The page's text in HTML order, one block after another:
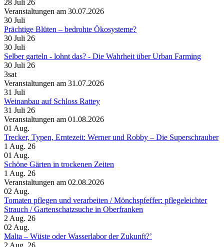
28 Juli 26
Veranstaltungen am 30.07.2026
30 Juli
Prächtige Blüten – bedrohte Ökosysteme?
30 Juli 26
30 Juli
Selber garteln - lohnt das? - Die Wahrheit über Urban Farming
30 Juli 26
3sat
Veranstaltungen am 31.07.2026
31 Juli
Weinanbau auf Schloss Rattey
31 Juli 26
Veranstaltungen am 01.08.2026
01 Aug.
Trecker, Typen, Erntezeit: Werner und Robby – Die Superschrauber
1 Aug. 26
01 Aug.
Schöne Gärten in trockenen Zeiten
1 Aug. 26
Veranstaltungen am 02.08.2026
02 Aug.
Tomaten pflegen und verarbeiten /​ Mönchspfeffer: pflegeleichter
Strauch /​ Gartenschatzsuche in Oberfranken
2 Aug. 26
02 Aug.
Malta – Wüste oder Wasserlabor der Zukunft?’